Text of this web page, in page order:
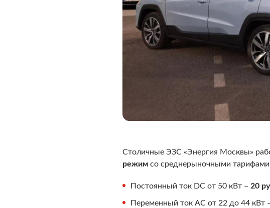
Столичные ЭЗС «Энергия Москвы»
режим со среднерыночными
Постоянный ток DС от 50 кВт – 20
Переменный ток AC от 22 до 44 кВт